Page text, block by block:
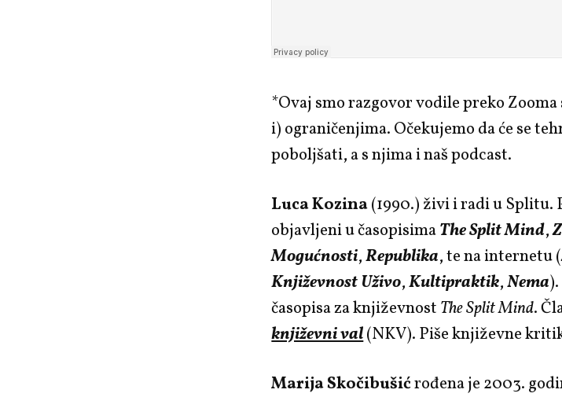
*Ovaj smo razgovor vodile preko
i) ograničenjima. Očekujemo da će se
poboljšati, a s njima i naš podcast.
Luca Kozina(1990.) živi i radi u Splitu.
objavljeni u časopisimaThe Split Mind,
Mogućnosti,Republika, te na internetu (
Književnost Uživo,Kultipraktik,Nema
časopisa za književnost The Split Mind.
književni val(NKV). Piše književne
Marija Skočibušićrođena je 2003.